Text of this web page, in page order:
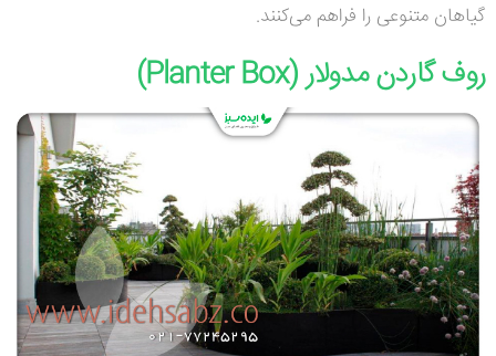
گیاهان متنوعی را فراهم می‌کنند.
روف گاردن مدولار (Planter Box
)